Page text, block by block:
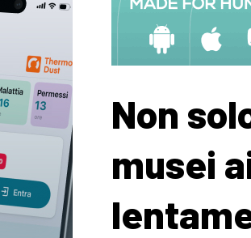
Non
musei